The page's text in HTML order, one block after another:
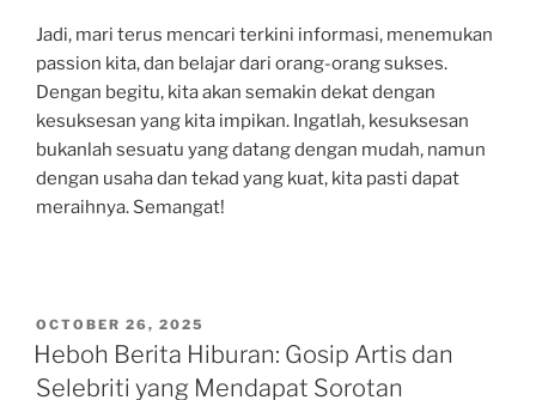
Jadi, mari terus mencari terkini informasi, menemukan
passion kita, dan belajar dari orang-orang sukses.
Dengan begitu, kita akan semakin dekat dengan
kesuksesan yang kita impikan. Ingatlah, kesuksesan
bukanlah sesuatu yang datang dengan mudah, namun
dengan usaha dan tekad yang kuat, kita pasti dapat
meraihnya. Semangat!
POSTED
ON
OCTOBER 26, 2025
Heboh Berita Hiburan: Gosip Artis dan
Selebriti yang Mendapat Sorotan